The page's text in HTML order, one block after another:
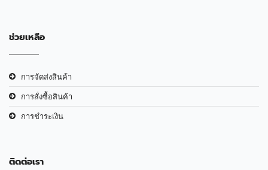
ช่วยเหลือ
การจัดส่งสินค้า
การสั่งซื้อสินค้า
การชำระเงิน
ติดต่อเรา